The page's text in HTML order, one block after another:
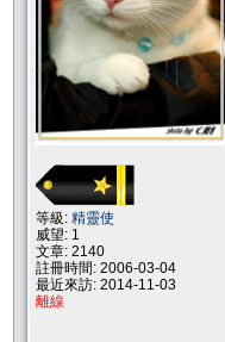
等級: 精靈使
威望: 1
文章: 2140
註冊時間: 2006-03-04
最近來訪: 2014-11-03
離線